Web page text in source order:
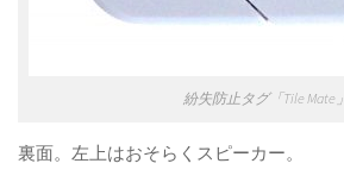
紛失防止タグ「Tile Mate」
裏面。左上はおそらくスピーカー。